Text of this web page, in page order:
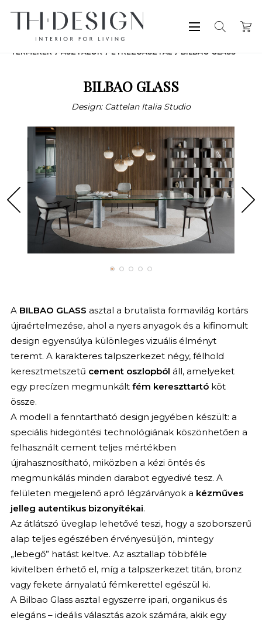
TERMÉKEK ASZTALOK ÉTKEZŐASZTAL BILBAO GLASS
BILBAO GLASS
Design: Cattelan Italia Studio
A BILBAO GLASS asztal a brutalista formavilág kortárs
újraértelmezése, ahol a nyers anyagok és a kifinomult
design egyensúlya különleges vizuális élményt
teremt. A karakteres talpszerkezet négy, félhold
keresztmetszetű cement oszlopból áll, amelyeket
egy precízen megmunkált fém kereszttartóköt
össze.
A modell a fenntartható design jegyében készült: a
speciális hidegöntési technológiának köszönhetően a
felhasznált cement teljes mértékben
újrahasznosítható, miközben a kézi öntés és
megmunkálás minden darabot egyedivé tesz. A
felületen megjelenő apró légzárványok a kézműves
jelleg autentikus bizonyítékai.
Az átlátszó üveglap lehetővé teszi, hogy a szoborszerű
alap teljes egészében érvényesüljön, mintegy
„lebegő” hatást keltve. Az asztallap többféle
kivitelben érhető el, míg a talpszerkezet titán, bronz
vagy fekete árnyalatú fémkerettel egészül ki.
A Bilbao Glass asztal egyszerre ipari, organikus és
elegáns – ideális választás azok számára, akik egy